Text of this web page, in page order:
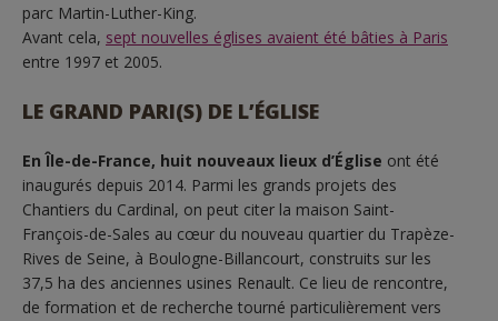
parc Martin-Luther-King.
Avant cela, sept nouvelles églises avaient été bâties à Paris
entre 1997 et 2005.
LE GRAND PARI(S) DE L’ÉGLISE
En Île-de-France, huit nouveaux lieux d’Église ont été
inaugurés depuis 2014. Parmi les grands projets des
Chantiers du Cardinal, on peut citer la maison Saint-
François-de-Sales au cœur du nouveau quartier du Trapèze-
Rives de Seine, à Boulogne-Billancourt, construits sur les
37,5 ha des anciennes usines Renault. Ce lieu de rencontre,
de formation et de recherche tourné particulièrement vers